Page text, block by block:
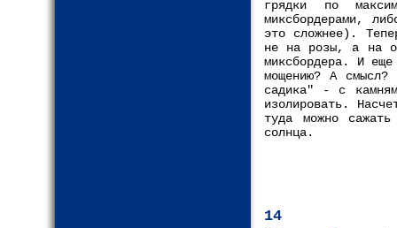
грядки по
миксбордерами,
это сложнее).
не на розы, а на
миксбордера. И
мощению? А
садика" - с
изолировать.
туда можно
солнца.
14